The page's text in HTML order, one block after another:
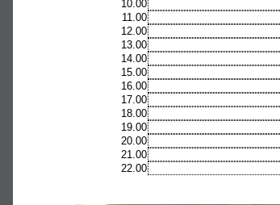
10.00
11.00
12.00
13.00
14.00
15.00
16.00
17.00
18.00
19.00
20.00
21.00
22.00